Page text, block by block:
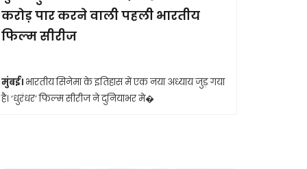
करोड़ पार करने वाली पहली भारतीय
फिल्म सीरीज
मुंबई। भारतीय सिनेमा के इतिहास में एक नया अध्याय जुड़ गया
है। ‘धुरंधर’ फिल्म सीरीज ने दुनियाभर मे�